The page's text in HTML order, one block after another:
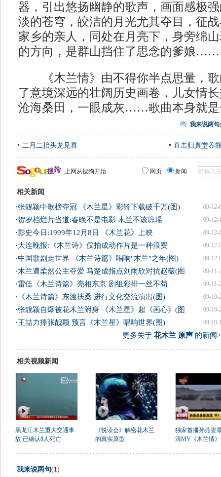
器，引出悠扬幽静的歌声，画面感极
淡的苍穹，皎洁的月光尤其夺目，征
家乡的亲人，同处在月亮下，身旁绵
的方向，是群山挡住了思念的爹娘……
《木兰情》由不得你半点思量，歌
了意境深远的壮阔历史画卷，儿女情
沧海桑田，一眼成灰……歌曲本身就是
我来说两句(
二月二抬头龙见喜 直击归真堂养
上网从搜狗开始 网页 新闻
相关新闻
09-12-
·张靓颖中歌榜夺冠 《木兰星》彩铃下载破千万(图)
09-12-
·贺岁档烂片当道:春晚不是电影 木兰不该琼瑶
09-12-
·影史今日:1999年12月8日 《木兰花》上映
09-12-
·大连晚报:《木兰诗》仅拍成动作片是一种浪费
09-12-
·中国歌剧走世界 《木兰诗篇》唱响"木兰"之年(图)
09-11-
·木兰遭柔然公主夺爱 马楚成指点刘雨欣对抗赵薇(图
09-11-
·雷佳《木兰诗篇》亮相东京 剧组彩排一丝不苟
09-10-
· 《木兰诗篇》东渡扶桑 进行文化交流演出(图)
09-10-
·张靓颖自爆被花木兰附身 《木兰星》超《画心》(图
09-10-
·王喆力捧张靓颖 预言《木兰星》唱响世界(图)
更多关于 花木兰 原声的新闻
相关视频新闻
黑龙江木兰重大交通事
故 已确认8人死亡
《悦读会》解密花木兰
的真实原型
独家首播孙燕姿
清MV《木兰情》
我来说两句(1)